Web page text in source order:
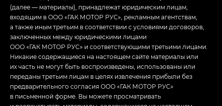
(далее — материалы), принадлежат юридическим лицам,
входящим в ООО «ГАК МОТОР РУС», рекламным агентствам,
а также иным третьим в соответствии с условиями договоров,
заключенных между юридическими лицами
ООО «ГАК МОТОР РУС» и соответствующими третьими лицами.
Никакие содержащиеся на настоящем сайте материалы или
их часть не могут быть воспроизведены, использованы или
переданы третьим лицам в целях извлечения прибыли без
предварительного согласия ООО «ГАК МОТОР РУС»
в письменной форме. Вы можете просматривать